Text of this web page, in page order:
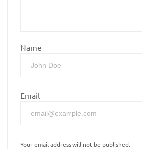
Name
Email
Your email address will not be published.